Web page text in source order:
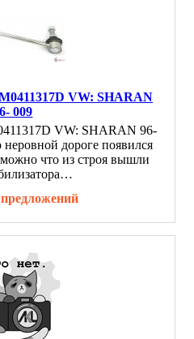
VW: SHARAN
009
VW: SHARAN 96-
дороге появился
что из строя вышли